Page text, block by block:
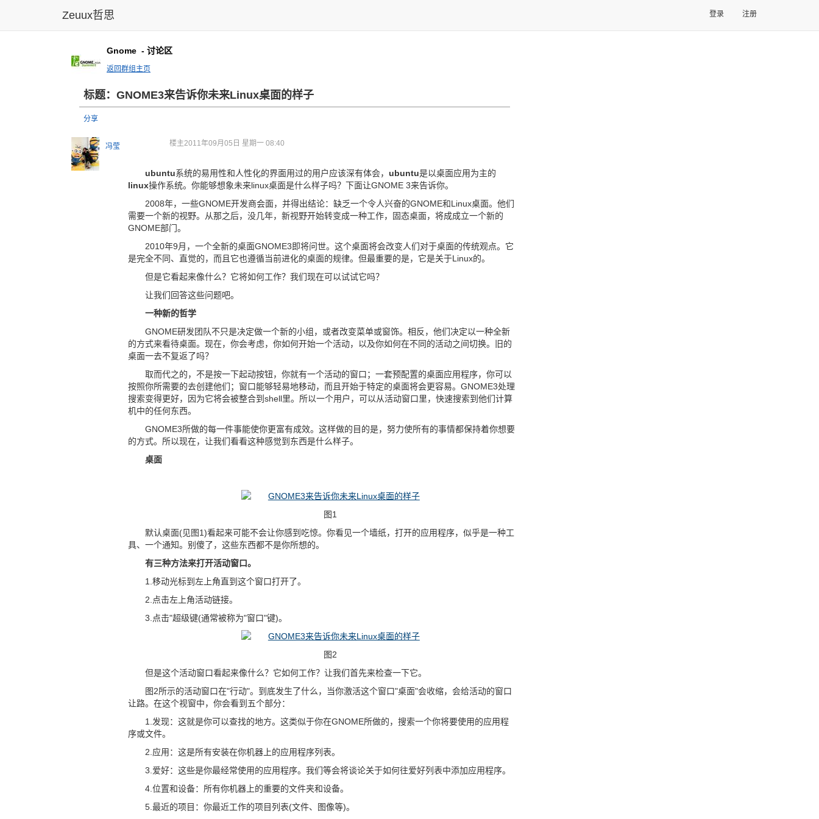
Zeuux哲思 登录 注册
Gnome - 讨论区
返回群组主页
标题：GNOME3来告诉你未来Linux桌面的样子
分享
冯莹 楼主2011年09月05日 星期一 08:40
ubuntu系统的易用性和人性化的界面用过的用户应该深有体会， ubuntu是以桌面应用为主的
linux操作系统。你能够想象未来linux桌面是什么样子吗？下面让GNOME 3来告诉你。
2008年，一些GNOME开发商会面，并得出结论：缺乏一个令人兴奋的GNOME和Linux桌面。他们
需要一个新的视野。从那之后，没几年，新视野开始转变成一种工作，固态桌面，将成成立一个新的
GNOME部门。
2010年9月，一个全新的桌面GNOME3即将问世。这个桌面将会改变人们对于桌面的传统观点。它
是完全不同、直觉的，而且它也遵循当前进化的桌面的规律。但最重要的是，它是关于Linux的。
但是它看起来像什么？它将如何工作？我们现在可以试试它吗？
让我们回答这些问题吧。
一种新的哲学
GNOME研发团队不只是决定做一个新的小组，或者改变菜单或窗饰。相反，他们决定以一种全新
的方式来看待桌面。现在，你会考虑，你如何开始一个活动，以及你如何在不同的活动之间切换。旧的
桌面一去不复返了吗？
取而代之的，不是按一下起动按钮，你就有一个活动的窗口；一套预配置的桌面应用程序，你可以
按照你所需要的去创建他们；窗口能够轻易地移动，而且开始于特定的桌面将会更容易。GNOME3处理
搜索变得更好，因为它将会被整合到shell里。所以一个用户，可以从活动窗口里，快速搜索到他们计算
机中的任何东西。
GNOME3所做的每一件事能使你更富有成效。这样做的目的是，努力使所有的事情都保持着你想要
的方式。所以现在，让我们看看这种感觉到东西是什么样子。
桌面
图1
默认桌面(见图1)看起来可能不会让你感到吃惊。你看见一个墙纸，打开的应用程序，似乎是一种工
具、一个通知。别傻了，这些东西都不是你所想的。
有三种方法来打开活动窗口。
1.移动光标到左上角直到这个窗口打开了。
2.点击左上角活动链接。
3.点击"超级键(通常被称为"窗口"键)。
图2
但是这个活动窗口看起来像什么？它如何工作？让我们首先来检查一下它。
图2所示的活动窗口在"行动"。到底发生了什么，当你激活这个窗口"桌面"会收缩，会给活动的窗口
让路。在这个视窗中，你会看到五个部分：
1.发现：这就是你可以查找的地方。这类似于你在GNOME所做的，搜索一个你将要使用的应用程
序或文件。
2.应用：这是所有安装在你机器上的应用程序列表。
3.爱好：这些是你最经常使用的应用程序。我们等会将谈论关于如何往爱好列表中添加应用程序。
4.位置和设备：所有你机器上的重要的文件夹和设备。
5.最近的项目：你最近工作的项目列表(文件、图像等)。